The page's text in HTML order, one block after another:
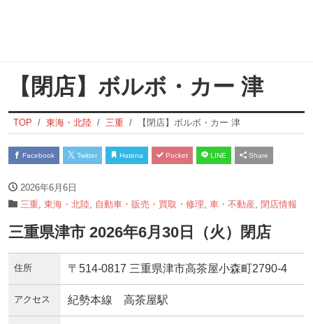
【閉店】ボルボ・カー 津
TOP 東海・北陸 三重 【閉店】ボルボ・カー 津
Facebook Twitter Hatena Pocket LINE Share
2026年6月6日
三重 東海・北陸 自動車・販売・買取・修理 車・不動産 閉店情報
三重県津市 2026年6月30日（火）閉店
住所 〒514-0817 三重県津市高茶屋小森町2790-4
アクセス 紀勢本線 高茶屋駅